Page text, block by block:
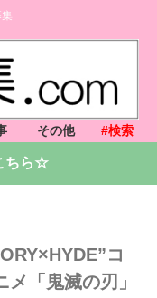
その他 #検索
ちら☆
コ
「鬼滅の刃」